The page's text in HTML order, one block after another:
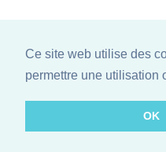
Ce site web utilise des
permettre une utilisation
OK